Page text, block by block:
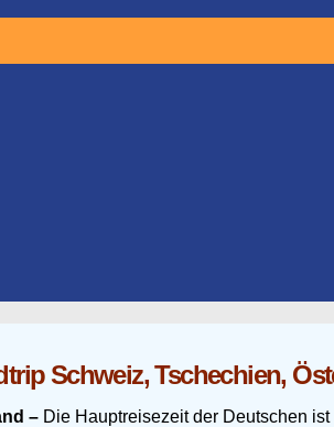
Schweiz, Tschechien,
– Die Hauptreisezeit der Deutschen